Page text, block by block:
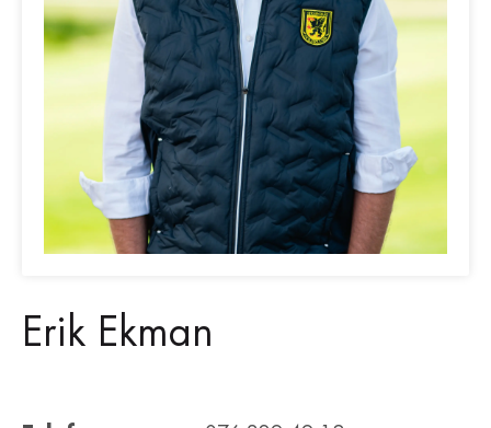
Erik Ekman